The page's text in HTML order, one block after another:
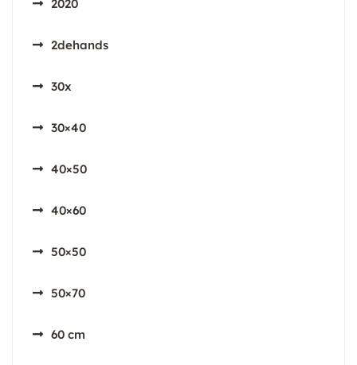
2020
2dehands
30x
30×40
40×50
40×60
50×50
50×70
60 cm